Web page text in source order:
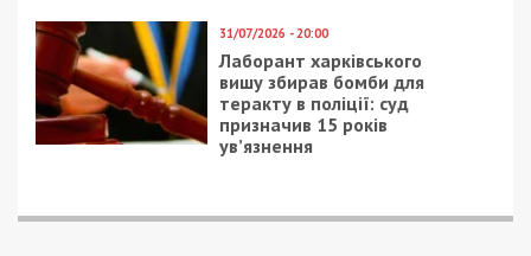
31/07/2026 - 20:00
Лаборант харківського
вишу збирав бомби для
теракту в поліції: суд
призначив 15 років
ув’язнення